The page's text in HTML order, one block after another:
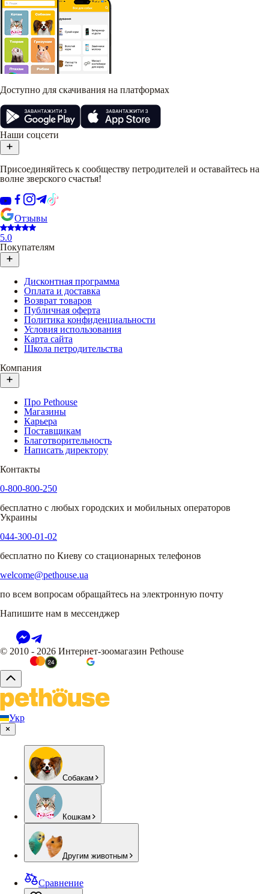
Доступно для скачивания на платформах
Наши соцсети
Присоединяйтесь к сообществу петродителей и оставайтесь на
волне зверского счастья!
Отзывы
5.0
Покупателям
Дисконтная программа
Оплата и доставка
Возврат товаров
Публичная оферта
Политика конфиденциальности
Условия использования
Карта сайта
Школа петродительства
Компания
Про Pethouse
Магазины
Карьера
Поставщикам
Благотворительность
Написать директору
Контакты
0-800-800-250
бесплатно с любых городских и мобильных операторов
Украины
044-300-01-02
бесплатно по Киеву со стационарных телефонов
welcome@pethouse.ua
по всем вопросам обращайтесь на электронную почту
Напишите нам в мессенджер
© 2010 - 2026 Интернет-зоомагазин Pethouse
Укр
Собакам
Кошкам
Другим животным
Сравнение